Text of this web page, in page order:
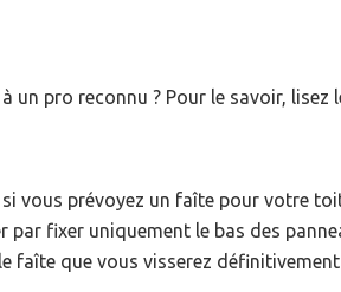
pro reconnu ? Pour le savoir, lisez
vous prévoyez un faîte pour votre
par fixer uniquement le bas des
faîte que vous visserez définitivement